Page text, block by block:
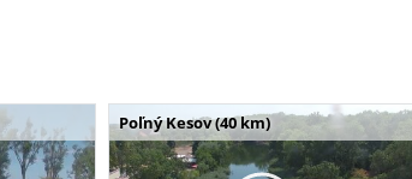
Poľný Kesov (40 km)